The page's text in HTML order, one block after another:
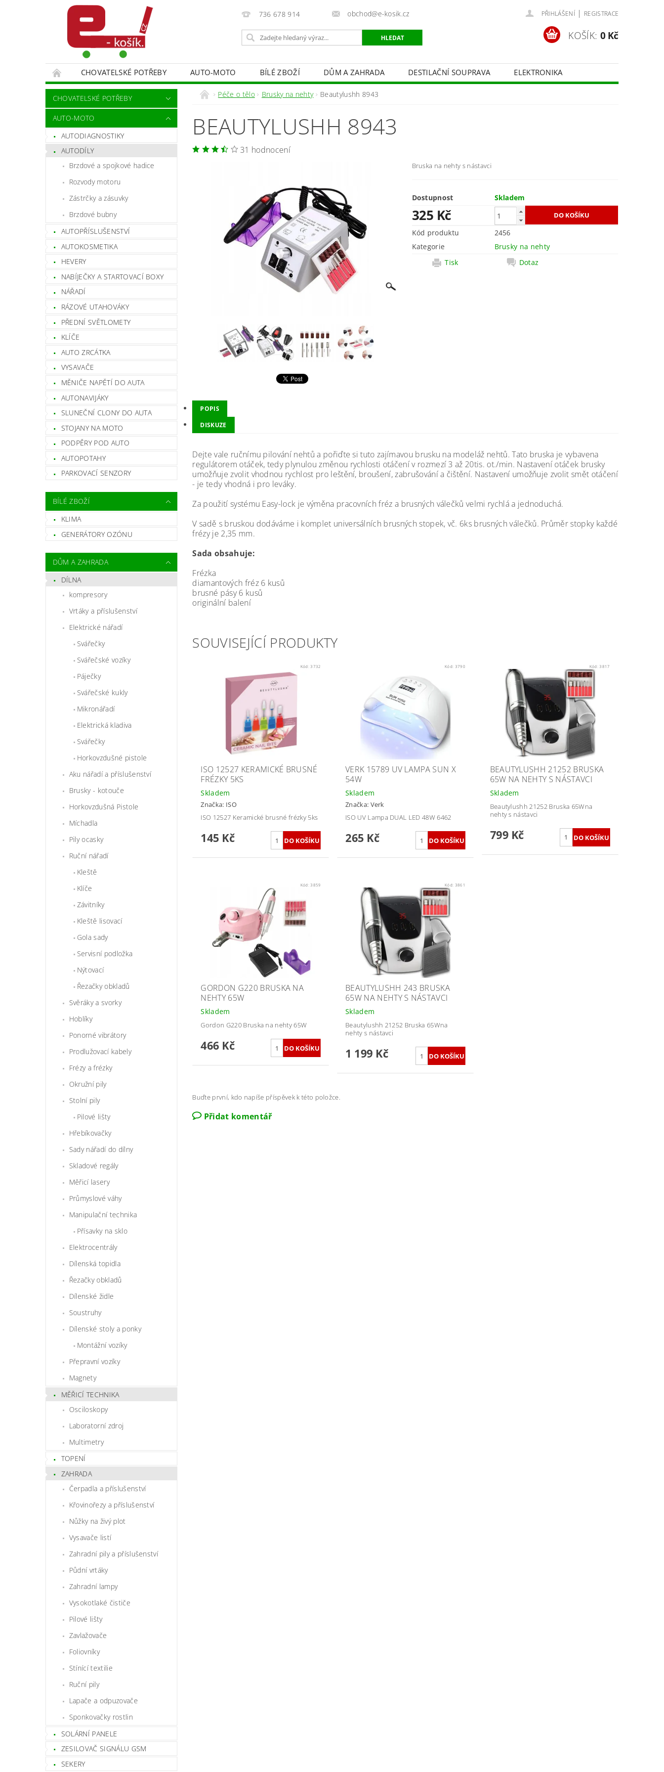
736 678 914 obchod@e-kosik.cz PŘIHLÁŠENÍ | REGISTRACE
KOŠÍK: 0 Kč
CHOVATELSKÉ POTŘEBY AUTO-MOTO BÍLÉ ZBOŽÍ DŮM A ZAHRADA DESTILAČNÍ SOUPRAVA
ELEKTRONIKA
MALÍŘSKÉ NÁŘADÍ DOPLŇKY
MONITOROVACÍ TECHNIKA A ALARMY OSVĚTLENÍ
SPORT A TURISTIKA
DĚTSKÉ ZBOŽÍ
CHOVATELSKÉ POTŘEBY
AUTO-MOTO
AUTODIAGNOSTIKY
AUTODÍLY
Brzdové a spojkové hadice
Rozvody motoru
Zástrčky a zásuvky
Brzdové bubny
AUTOPŘÍSLUŠENSTVÍ
AUTOKOSMETIKA
HEVERY
NABÍJEČKY A STARTOVACÍ BOXY
NÁŘADÍ
RÁZOVÉ UTAHOVÁKY
PŘEDNÍ SVĚTLOMETY
KLÍČE
AUTO ZRCÁTKA
VYSAVAČE
MĚNIČE NAPĚTÍ DO AUTA
AUTONAVIJÁKY
SLUNEČNÍ CLONY DO AUTA
STOJANY NA MOTO
PODPĚRY POD AUTO
AUTOPOTAHY
PARKOVACÍ SENZORY
BÍLÉ ZBOŽÍ
KLIMA
GENERÁTORY OZÓNU
DŮM A ZAHRADA
DÍLNA
kompresory
Vrtáky a příslušenství
Elektrické nářadí
Svářečky
Svářečské vozíky
Páječky
Svářečské kukly
Mikronářadí
Elektrická kladiva
Svářečky
Horkovzdušné pistole
Aku nářadí a příslušenství
Brusky - kotouče
Horkovzdušná Pistole
Míchadla
Pily ocasky
Ruční nářadí
Kleště
Klíče
Závitníky
Kleště lisovací
Gola sady
Servisní podložka
Nýtovací
Řezačky obkladů
Svěráky a svorky
Hoblíky
Ponorné vibrátory
Prodlužovací kabely
Frézy a frézky
Okružní pily
Stolní pily
Pilové lišty
Hřebíkovačky
Sady nářadí do dílny
Skladové regály
Měřicí lasery
Průmyslové váhy
Manipulační technika
Přísavky na sklo
Elektrocentrály
Dílenská topidla
Řezačky obkladů
Dílenské židle
Soustruhy
Dílenské stoly a ponky
Montážní vozíky
Přepravní vozíky
Magnety
MĚŘICÍ TECHNIKA
Osciloskopy
Laboratorní zdroj
Multimetry
TOPENÍ
ZAHRADA
Čerpadla a příslušenství
Křovinořezy a příslušenství
Nůžky na živý plot
Vysavače listí
Zahradní pily a příslušenství
Půdní vrtáky
Zahradní lampy
Vysokotlaké čističe
Pilové lišty
Zavlažovače
Foliovníky
Stínící textilie
Ruční pily
Lapače a odpuzovače
Sponkovačky rostlin
SOLÁRNÍ PANELE
ZESILOVAČ SIGNÁLU GSM
SEKERY
Péče o tělo Brusky na nehty Beautylushh 8943
BEAUTYLUSHH 8943
31 hodnocení
Bruska na nehty s nástavci
Dostupnost Skladem
325 Kč
Kód produktu
2456
Kategorie
Brusky na nehty
Tisk
Dotaz
POPIS
DISKUZE
Dejte vale ručnímu pilování nehtů a pořiďte si tuto zajímavou brusku na modeláž nehtů. Tato bruska je vybavena
regulátorem otáček, tedy plynulou změnou rychlosti otáčení v rozmezí 3 až 20tis. ot./min. Nastavení otáček brusky
umožňuje zvolit vhodnou rychlost pro leštění, broušení, zabrušování a čištění. Nastavení umožňuje zvolit smět otáčení
- je tedy vhodná i pro leváky.
Za použití systému Easy-lock je výměna pracovních fréz a brusných válečků velmi rychlá a jednoduchá.
V sadě s bruskou dodáváme i komplet universálních brusných stopek, vč. 6ks brusných válečků. Průměr stopky každé
frézy je 2,35 mm.
Sada obsahuje:
Frézka
diamantových fréz 6 kusů
brusné pásy 6 kusů
originální balení
SOUVISEJÍCÍ PRODUKTY
Kód:3732
ISO 12527 KERAMICKÉ BRUSNÉ
FRÉZKY 5KS
Skladem
Značka: ISO
ISO 12527 Keramické brusné frézky 5ks
145 Kč
Kód: 3790
VERK 15789 UV LAMPA SUN X
54W
Skladem
Značka: Verk
ISO UV Lampa DUAL LED 48W 6462
265 Kč
Kód:3817
BEAUTYLUSHH 21252 BRUSKA
65W NA NEHTY S NÁSTAVCI
Skladem
Beautylushh 21252 Bruska 65Wna
nehty s nástavci
799 Kč
Kód:3859
GORDON G220 BRUSKA NA
NEHTY 65W
Skladem
Gordon G220 Bruska na nehty 65W
466 Kč
Kód: 3861
BEAUTYLUSHH 243 BRUSKA
65W NA NEHTY S NÁSTAVCI
Skladem
Beautylushh 21252 Bruska 65Wna
nehty s nástavci
1 199 Kč
Buďte první, kdo napíše příspěvek k této položce.
Přidat komentář